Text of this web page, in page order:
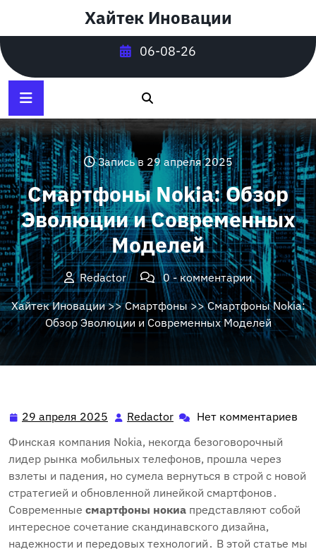
содержимому
Хайтек Иновации
06-08-26
Запись в 29 апреля 2025
Смартфоны Nokia: Обзор
Эволюции и Современных
Моделей
Redactor
0 - комментарии
Хайтек Иновации>>Смартфоны>> Смартфоны Nokia:
Обзор Эволюции и Современных Моделей
29 апреля 2025 29
апреля
Redactor Redactor
Нет комментариев
Финская компания Nokia, некогда безоговорочный
лидер рынка мобильных телефонов, прошла через
взлеты и падения, но сумела вернуться в строй с новой
стратегией и обновленной линейкой смартфонов․
Современные смартфоны нокиа представляют собой
интересное сочетание скандинавского дизайна,
надежности и передовых технологий․ В этой статье мы